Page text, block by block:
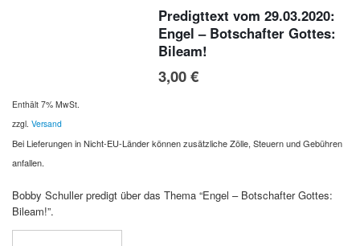
Predigttext vom 29.03.2020:
Engel – Botschafter Gottes:
Bileam!
3,00€
Enthält 7% MwSt.
zzgl. Versand
Bei Lieferungen in Nicht-EU-Länder können zusätzliche Zölle, Steuern und Gebühren
anfallen.
Bobby Schuller predigt über das Thema “Engel – Botschafter Gottes:
Bileam!”.